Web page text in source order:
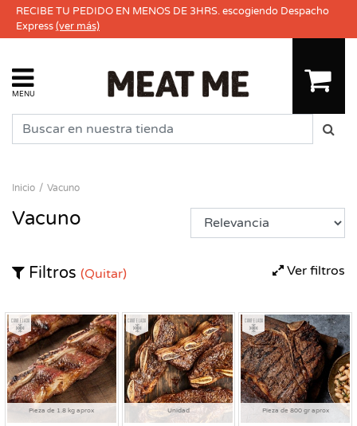
RECIBE TU PEDIDO EN MENOS DE 3HRS. escogiendo Despacho
Express(ver más)
MENU
Inicio Vacuno
Vacuno
Ver filtros
Filtros (Quitar)
Pieza de 1.8 kg aprox
Congelado
Unidad
Congelado
Pieza de 800 gr aprox
Congelado